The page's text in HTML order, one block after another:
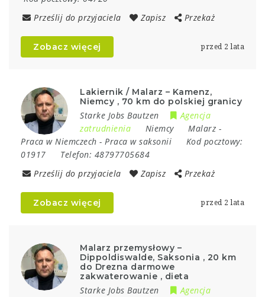
Prześlij do przyjaciela
Zapisz Przekaż
Zobacz więcej przed 2 lata
Lakiernik / Malarz – Kamenz,
Niemcy , 70 km do polskiej granicy
Starke Jobs Bautzen
Agencja
zatrudnienia
Niemcy Malarz -
Praca w Niemczech - Praca w saksonii
Kod pocztowy:
01917
Telefon: 48797705684
Prześlij do przyjaciela
Zapisz Przekaż
Zobacz więcej przed 2 lata
Malarz przemysłowy –
Dippoldiswalde, Saksonia , 20 km
do Drezna darmowe
zakwaterowanie , dieta
Starke Jobs Bautzen
Agencja